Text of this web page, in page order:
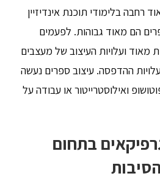
רחבה בלימודי תוכנת אינדיזיין
הם מאוד גבוהות. לפעמים
מאוד ועלויות העיצוב של מעצבים
ההדפסה. עיצוב ספרים נעשה
ואילוסטרייטור או עבודה על
בתחום